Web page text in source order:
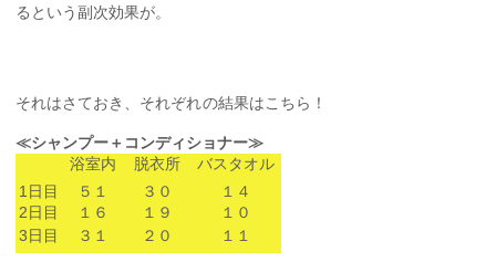
るという副次効果が。
それはさておき、それぞれの結果はこちら！
≪シャンプー＋コンディショナー≫
浴室内
脱衣所
バスタオル
1日目
５１ ３０
１４
2日目
１６ １９
１０
3日目
３１ ２０ １１